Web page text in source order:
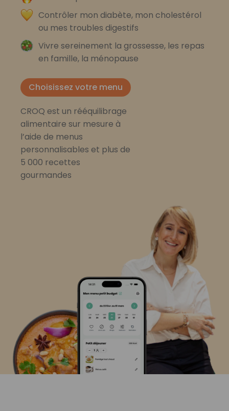
Contrôler mon diabète, mon cholestérol
ou mes troubles digestifs
Vivre sereinement la grossesse, les repas
en famille, la ménopause
Choisissez votre menu
CROQ est un rééquilibrage
alimentaire sur mesure à
l’aide de menus
personnalisables et plus de
5 000 recettes
gourmandes